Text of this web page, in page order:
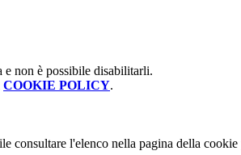
e non è possibile disabilitarli.
COOKIE POLICY.
consultare l'elenco nella pagina della